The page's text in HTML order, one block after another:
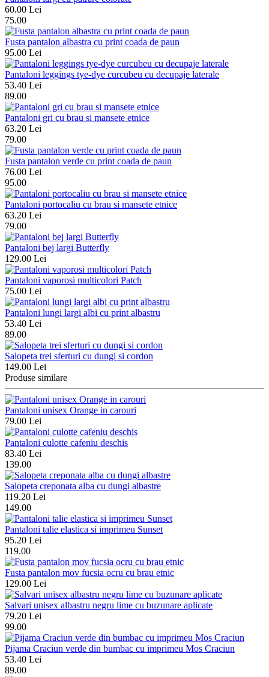
60.00 Lei
75.00
Fusta pantalon albastra cu print coada de paun
95.00 Lei
Pantaloni leggings tye-dye curcubeu cu decupaje laterale
53.40 Lei
89.00
Pantaloni gri cu brau si mansete etnice
63.20 Lei
79.00
Fusta pantalon verde cu print coada de paun
76.00 Lei
95.00
Pantaloni portocaliu cu brau si mansete etnice
63.20 Lei
79.00
Pantaloni bej largi Butterfly
129.00 Lei
Pantaloni vaporosi multicolori Patch
75.00 Lei
Pantaloni lungi largi albi cu print albastru
53.40 Lei
89.00
Salopeta trei sferturi cu dungi si cordon
149.00 Lei
Produse similare
Pantaloni unisex Orange in carouri
79.00 Lei
Pantaloni culotte cafeniu deschis
83.40 Lei
139.00
Salopeta creponata alba cu dungi albastre
119.20 Lei
149.00
Pantaloni talie elastica si imprimeu Sunset
95.20 Lei
119.00
Fusta pantalon mov fucsia ocru cu brau etnic
129.00 Lei
Salvari unisex albastru negru lime cu buzunare aplicate
79.20 Lei
99.00
Pijama Craciun verde din bumbac cu imprimeu Mos Craciun
53.40 Lei
89.00